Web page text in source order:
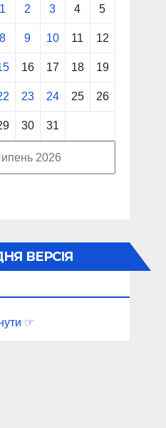
2026
1 2 3 4 5
8 9 10 11 12
16 17 18 19
23 24 25 26
30 31
ВЕРСІЯ
☞